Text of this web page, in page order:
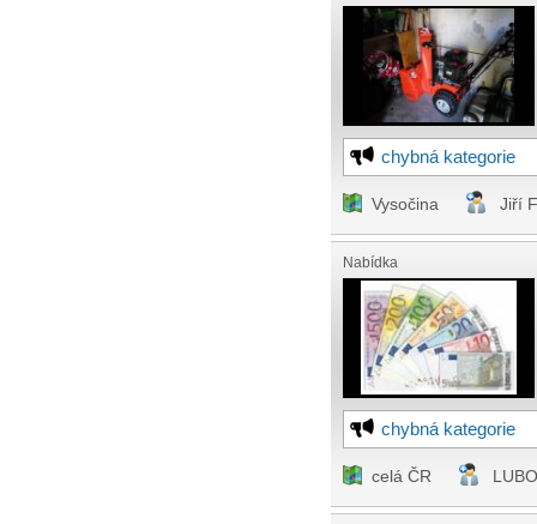
chybná kategorie
Vysočina Jiří
Nabídka
chybná kategorie
celá ČR